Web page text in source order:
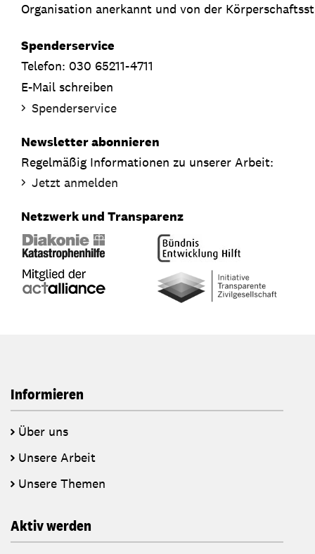
Organisation anerkannt und von der
Spenderservice
Telefon: 030 65211-4711
E-Mail schreiben
Spenderservice
Newsletter abonnieren
Regelmäßig Informationen zu unserer Arbeit:
Jetzt anmelden
Netzwerk und Transparenz
Informieren
Über uns
Unsere Arbeit
Unsere Themen
Aktiv werden